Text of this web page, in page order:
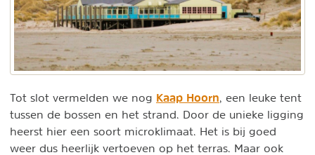
Tot slot vermelden we nog Kaap Hoorn , een leuke tent
tussen de bossen en het strand. Door de unieke ligging
heerst hier een soort microklimaat. Het is bij goed
weer dus heerlijk vertoeven op het terras. Maar ook